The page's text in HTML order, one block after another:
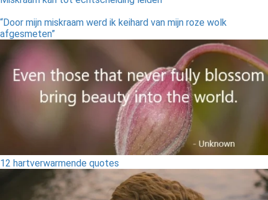
“Door mijn miskraam werd ik keihard van mijn roze wolk
afgesmeten”
12 hartverwarmende quotes